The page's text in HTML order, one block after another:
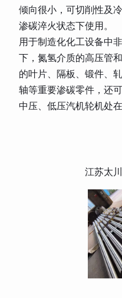
倾向很小，可切削性及
渗碳淬火状态下使用。
用于制造化化工设备中
下，氮氢介质的高压管
的叶片、隔板、锻件、
轴等重要渗碳零件，还
中压、低压汽机轮机处
江苏太